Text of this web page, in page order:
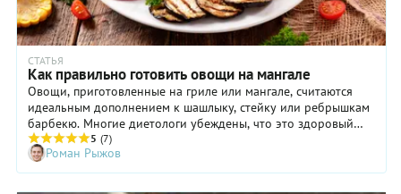
СТАТЬЯ
Как правильно готовить овощи на мангале
Овощи, приготовленные на гриле или мангале, считаются
идеальным дополнением к шашлыку, стейку или ребрышкам
барбекю. Многие диетологи убеждены, что это здоровый
гарнир, с которым организм быстрее справится с тяжелой
мясной пищей. Кроме того, запеченные овощи можно
подавать как горячую или холодную закуску вместе с
любимым соусом и свежим хлебом. В этой подборке
5 (7)
Роман Рыжов